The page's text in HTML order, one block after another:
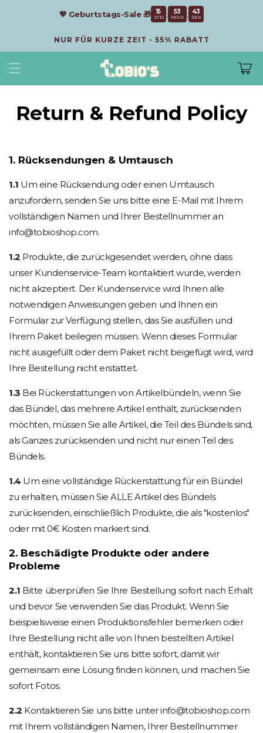
💖 Geburtstags-Sale 🎁 15
STD : 53
MINS : 43
SEK
NUR FÜR KURZE ZEIT - 55% RABATT
Return & Refund Policy
1. Rücksendungen & Umtausch
1.1 Um eine Rücksendung oder einen Umtausch
anzufordern, senden Sie uns bitte eine E-Mail mit Ihrem
vollständigen Namen und Ihrer Bestellnummer an
info@tobioshop.com.
1.2 Produkte, die zurückgesendet werden, ohne dass
unser Kundenservice-Team kontaktiert wurde, werden
nicht akzeptiert. Der Kundenservice wird Ihnen alle
notwendigen Anweisungen geben und Ihnen ein
Formular zur Verfügung stellen, das Sie ausfüllen und
Ihrem Paket beilegen müssen. Wenn dieses Formular
nicht ausgefüllt oder dem Paket nicht beigefügt wird, wird
Ihre Bestellung nicht erstattet.
1.3 Bei Rückerstattungen von Artikelbündeln, wenn Sie
das Bündel, das mehrere Artikel enthält, zurücksenden
möchten, müssen Sie alle Artikel, die Teil des Bündels sind,
als Ganzes zurücksenden und nicht nur einen Teil des
Bündels.
1.4 Um eine vollständige Rückerstattung für ein Bündel
zu erhalten, müssen Sie ALLE Artikel des Bündels
zurücksenden, einschließlich Produkte, die als "kostenlos"
oder mit 0€ Kosten markiert sind.
2. Beschädigte Produkte oder andere
Probleme
2.1 Bitte überprüfen Sie Ihre Bestellung sofort nach Erhalt
und bevor Sie verwenden Sie das Produkt. Wenn Sie
beispielsweise einen Produktionsfehler bemerken oder
Ihre Bestellung nicht alle von Ihnen bestellten Artikel
enthält, kontaktieren Sie uns bitte sofort, damit wir
gemeinsam eine Lösung finden können, und machen Sie
sofort Fotos.
2.2 Kontaktieren Sie uns bitte unter info@tobioshop.com
mit Ihrem vollständigen Namen, Ihrer Bestellnummer